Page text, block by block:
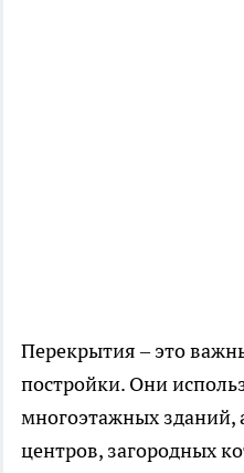
Перекрытия – это
постройки. Они
многоэтажных зданий,
центров, загородных